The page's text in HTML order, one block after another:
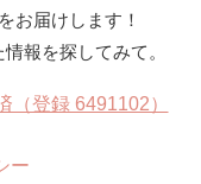
お届けします！
報を探してみて。
（登録 6491102）
ー